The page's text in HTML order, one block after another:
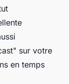
sur votre
en temps